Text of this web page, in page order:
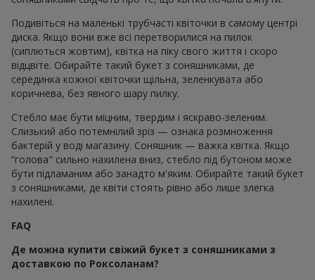
Подивіться на маленькі трубчасті квіточки в самому центрі
диска. Якщо вони вже всі перетворилися на пилок
(сиплються жовтим), квітка на піку свого життя і скоро
відцвіте. Обирайте такий букет з соняшниками, де
серединка кожної квіточки щільна, зеленкувата або
коричнева, без явного шару пилку.
Стебло має бути міцним, твердим і яскраво-зеленим.
Слизький або потемнілий зріз — ознака розмноження
бактерій у воді магазину. Соняшник — важка квітка. Якщо
“голова" сильно нахилена вниз, стебло під бутоном може
бути підламаним або занадто м'яким. Обирайте такий букет
з соняшниками, де квіти стоять рівно або лише злегка
нахилені.
FAQ
Де можна купити свіжий букет з соняшниками з
доставкою по Роксоланам?